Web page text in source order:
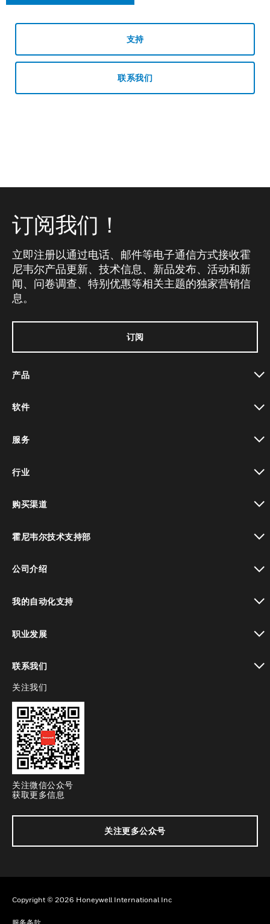
支持
联系我们
订阅我们！
立即注册以通过电话、邮件等电子通信方式接收霍
尼韦尔产品更新、技术信息、新品发布、活动和新
闻、问卷调查、特别优惠等相关主题的独家营销信
息。
订阅
产品
软件
服务
行业
购买渠道
霍尼韦尔技术支持部
公司介绍
我的自动化支持
职业发展
联系我们
toggle view
关注我们
关注微信公众号
获取更多信息
关注更多公众号
Copyright © 2026 Honeywell International Inc